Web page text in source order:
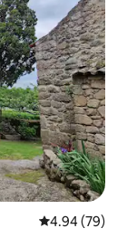
平均评分 4.94
4.94 (79)